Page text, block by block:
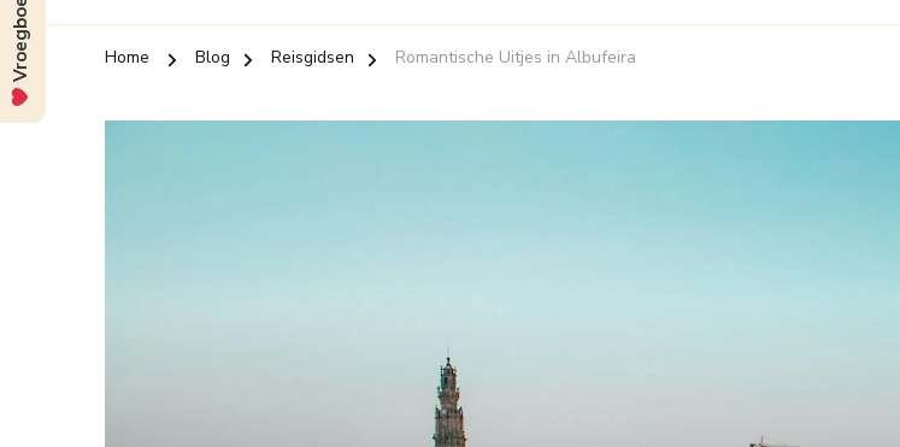
Home Blog Reisgidsen Romantische Uitjes in Albufeira